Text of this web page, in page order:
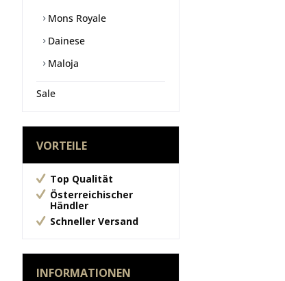
Mons Royale
Dainese
Maloja
Sale
VORTEILE
Top Qualität
Österreichischer
Händler
Schneller Versand
INFORMATIONEN